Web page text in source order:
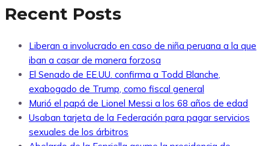
Recent Posts
Liberan a involucrado en caso de niña peruana a la que
iban a casar de manera forzosa
El Senado de EE.UU. confirma a Todd Blanche,
exabogado de Trump, como fiscal general
Murió el papá de Lionel Messi a los 68 años de edad
Usaban tarjeta de la Federación para pagar servicios
sexuales de los árbitros